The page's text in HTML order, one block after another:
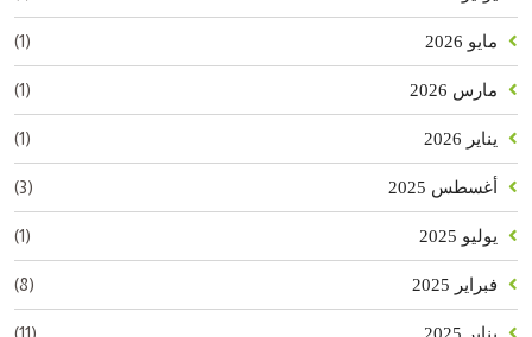
مايو 2026 (1)
مارس 2026 (1)
يناير 2026 (1)
أغسطس 2025 (3)
يوليو 2025 (1)
فبراير 2025 (8)
يناير 2025 (11)